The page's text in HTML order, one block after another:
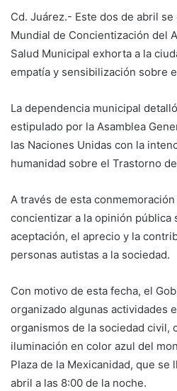
Cd. Juárez.- Este dos de abril
Mundial de Concientización del
Salud Municipal exhorta a la
empatía y sensibilización sobre
La dependencia municipal
estipulado por la Asamblea
las Naciones Unidas con la
humanidad sobre el Trastorno
A través de esta
concientizar a la opinión pública
aceptación, el aprecio y la
personas autistas a la sociedad.
Con motivo de esta fecha, el
organizado algunas actividades
organismos de la sociedad civil,
iluminación en color azul del
Plaza de la Mexicanidad, que se
abril a las 8:00 de la noche.